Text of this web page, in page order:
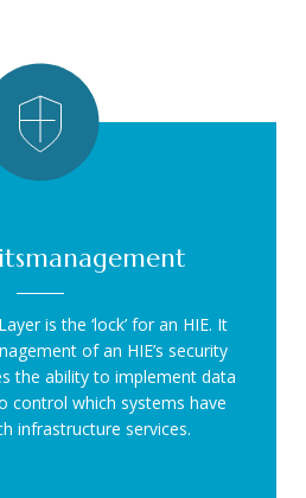
is the ‘lock’ for an HIE. It
of an HIE’s security
the ability to implement data
control which systems have
infrastructure services.